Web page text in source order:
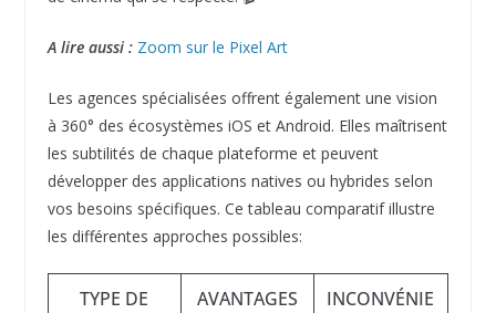
A lire aussi : Zoom sur le Pixel Art
Les agences spécialisées offrent également une vision
à 360° des écosystèmes iOS et Android. Elles maîtrisent
les subtilités de chaque plateforme et peuvent
développer des applications natives ou hybrides selon
vos besoins spécifiques. Ce tableau comparatif illustre
les différentes approches possibles:
TYPE DE
AVANTAGES
INCONVÉNIE